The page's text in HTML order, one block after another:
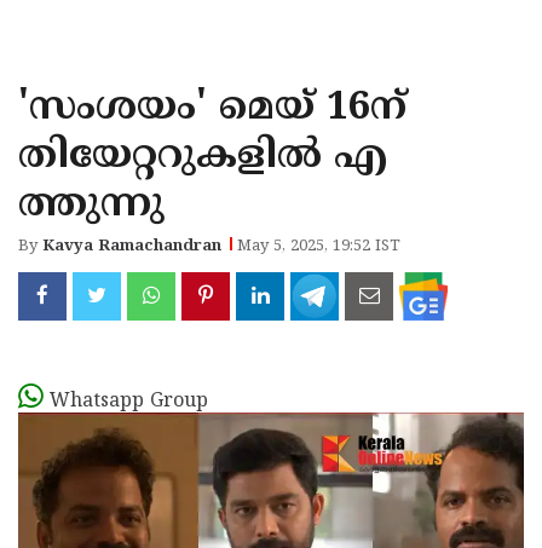
KANNUR
KASARAGOD
'സംശയം' മെയ്‌ 16ന്
തിയേറ്ററുകളിൽ എ
ത്തുന്നു
ByKavya Ramachandran May 5, 2025, 19:52 IST
Whatsapp Group